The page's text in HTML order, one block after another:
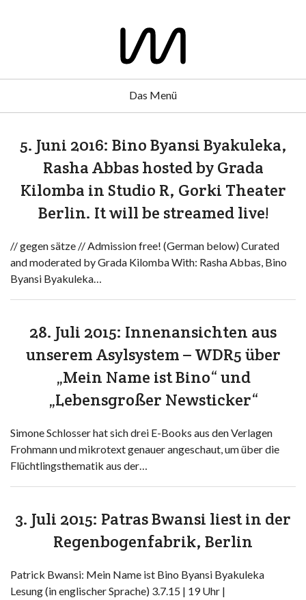
Das Menü
5. Juni 2016: Bino Byansi Byakuleka,
Rasha Abbas hosted by Grada
Kilomba in Studio R, Gorki Theater
Berlin. It will be streamed live!
// gegen sätze // Admission free! (German below) Curated
and moderated by Grada Kilomba With: Rasha Abbas, Bino
Byansi Byakuleka…
28. Juli 2015: Innenansichten aus
unserem Asylsystem – WDR5 über
„Mein Name ist Bino“ und
„Lebensgroßer Newsticker“
Simone Schlosser hat sich drei E-Books aus den Verlagen
Frohmann und mikrotext genauer angeschaut, um über die
Flüchtlingsthematik aus der…
3. Juli 2015: Patras Bwansi liest in der
Regenbogenfabrik, Berlin
Patrick Bwansi: Mein Name ist Bino Byansi Byakuleka
Lesung (in englischer Sprache) 3.7.15 | 19 Uhr |